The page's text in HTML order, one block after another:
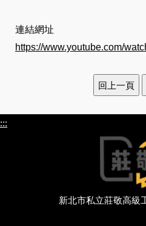
連結網址
https://www.youtube.com/
:::
新北市私立莊敬高級